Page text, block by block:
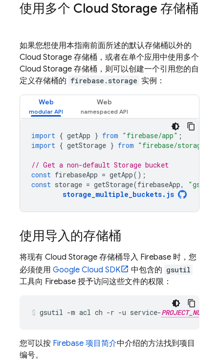
使用多个 Cloud Storage 存储桶
如果您想使用本指南前面所述的默认存储桶以外的
Cloud Storage 存储桶，或者在单个应用中使用多个
Cloud Storage 存储桶，则可以创建一个引用您的自
定义存储桶的 firebase.storage 实例：
Web Web
import { getApp } from "firebase/app" ;
import { getStorage } from "firebase/storage"
// Get a non-default Storage bucket
const firebaseApp = getApp();
const storage = getStorage(firebaseApp,
"gs://
storage_multiple_buckets. js
使用导入的存储桶
将现有 Cloud Storage 存储桶导入 Firebase 时，您
必须使用 Google Cloud SDK 中包含的 gsutil
工具向 Firebase 授予访问这些文件的权限：
gsutil -m acl ch -r -u service-PROJECT_NUMBER
您可以按 Firebase 项目简介中介绍的方法找到项目
编号。